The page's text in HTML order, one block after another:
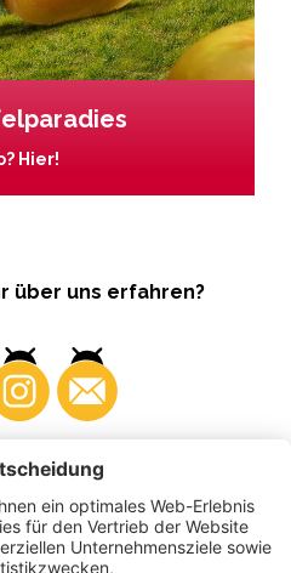
Hier!
über uns erfahren?
Produzenten